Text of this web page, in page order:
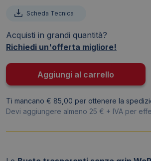
10x15
cm
-
P100150
(conf.1000)
quantità
Scheda Tecnica
Acquisti in grandi quantità?
Richiedi un'offerta migliore!
Aggiungi al carrello
Ti mancano € 85,00 per ottenere la
Devi aggiungere almeno 25 € + IVA per